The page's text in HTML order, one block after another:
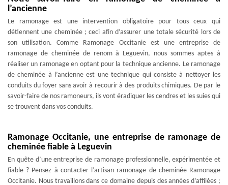
l’ancienne
Le ramonage est une intervention obligatoire pour tous ceux qui
détiennent une cheminée ; ceci afin d’assurer une totale sécurité lors de
son utilisation. Comme Ramonage Occitanie est une entreprise de
ramonage de cheminée de renom à Leguevin, nous sommes aptes à
réaliser un ramonage en optant pour la technique ancienne. Le ramonage
de cheminée à l’ancienne est une technique qui consiste à nettoyer les
conduits du foyer sans avoir à recourir à des produits chimiques. De par le
savoir-faire de nos ramoneurs, ils vont éradiquer les cendres et les suies qui
se trouvent dans vos conduits.
Ramonage Occitanie, une entreprise de ramonage de
cheminée fiable à Leguevin
En quête d’une entreprise de ramonage professionnelle, expérimentée et
fiable ? Pensez à contacter l’artisan ramonage de cheminée Ramonage
Occitanie. Nous travaillons dans ce domaine depuis des années d’affilées ;